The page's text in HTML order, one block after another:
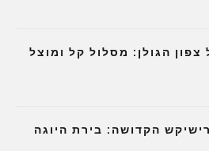
הגולן: מסלול קל ומוצל
הקדושה: בירת היוגה